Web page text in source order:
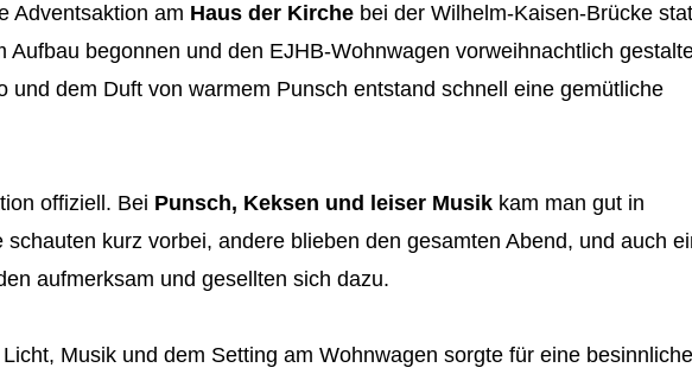
Adventsaktion am Haus der Kirchebei der Wilhelm-Kaisen-Brücke
Aufbau begonnen und den EJHB-Wohnwagen vorweihnachtlich
und dem Duft von warmem Punsch entstand schnell eine gemütliche
offiziell. Bei Punsch, Keksen und leiser Musikkam man gut in
kurz vorbei, andere blieben den gesamten Abend, und auch
aufmerksam und gesellten sich dazu.
Musik und dem Setting am Wohnwagen sorgte für eine besinnliche